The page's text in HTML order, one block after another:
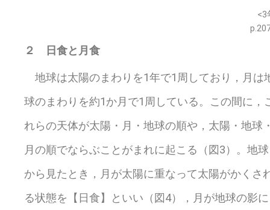
<3
２ 日食と月食
地球は太陽のまわりを1年で1周しており，月は
球のまわりを約1か月で1周している。この間に，
れらの天体が太陽・月・地球の順や，太陽・地球
月の順でならぶことがまれに起こる（図3）。地球
から見たとき，月が太陽に重なって太陽がかくさ
る状態を【日食】といい（図4），月が地球の影に